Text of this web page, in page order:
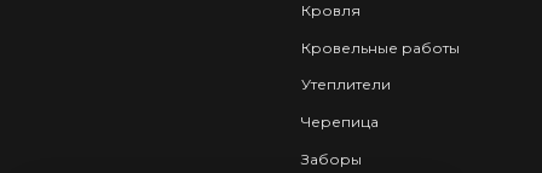
Кровля
Кровельные работы
Утеплители
Черепица
Заборы